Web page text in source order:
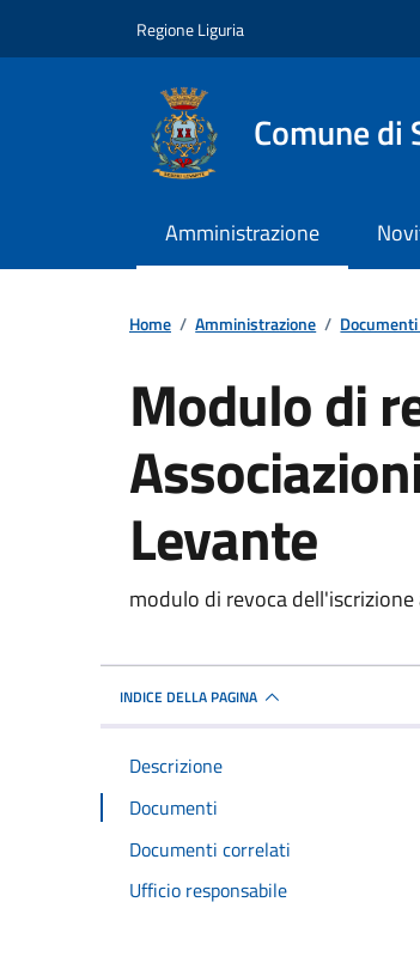
Regione Liguria
Comune di
Amministrazione
Home / Amministrazione /
Modulo di
Levante
Dettagli del
modulo di revoca
INDICE DELLA PAGINA
Descrizione
Documenti
Documenti correlati
Ufficio responsabile